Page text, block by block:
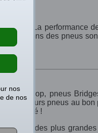
engin. La performance
des pneus
Dunlop, pneus
meilleurs pneus au bon
de qualité !
des plus
nos
de nos